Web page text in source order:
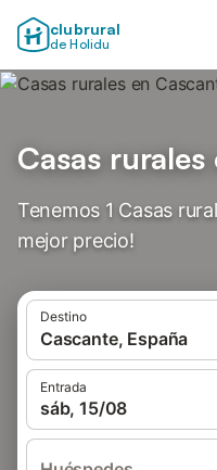
clubrural
de Holidu
Casas
Tenemos 1 Casas
mejor precio!
Destino
Cascante, España
Entrada
sáb, 15/08